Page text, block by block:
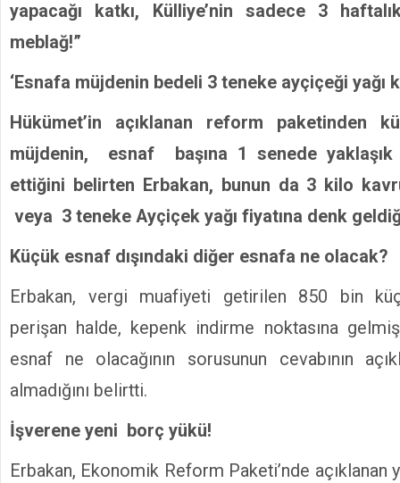
yapacağı katkı, Külliye’nin sadece 3
meblağ!”
‘Esnafa müjdenin bedeli 3 teneke ayçiçeği yağı
Hükümet’in açıklanan reform paketinden
müjdenin, esnaf başına 1 senede yaklaşık
ettiğini belirten Erbakan, bunun da 3 kilo
veya 3 teneke Ayçiçek yağı fiyatına denk
Küçük esnaf dışındaki diğer esnafa ne olacak?
Erbakan, vergi muafiyeti getirilen 850 bin
perişan halde, kepenk indirme noktasına
esnaf ne olacağının sorusunun cevabının
almadığını belirtti.
İşverene yeni borç yükü!
Erbakan, Ekonomik Reform Paketi’nde açıklanan